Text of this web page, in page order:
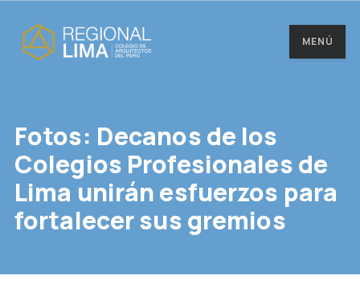
MENÚ
Fotos: Decanos de los
Colegios Profesionales de
Lima unirán esfuerzos para
fortalecer sus gremios